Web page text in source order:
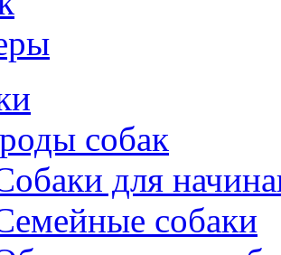
собак
для
собаки